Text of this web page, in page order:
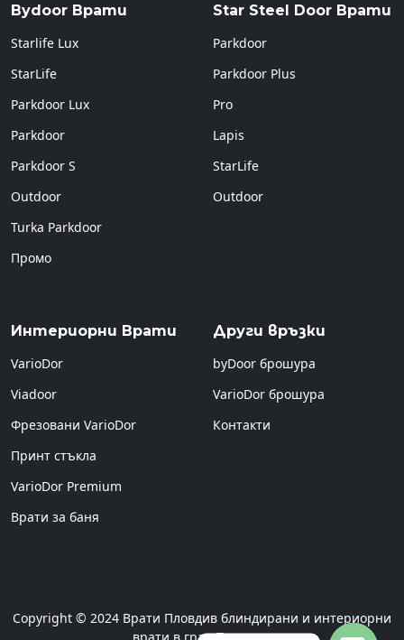
Bydoor Врати
Starlife Lux
StarLife
Parkdoor Lux
Parkdoor
Parkdoor S
Outdoor
Turka Parkdoor
Промо
Star Steel Door Врати
Parkdoor
Parkdoor Plus
Pro
Lapis
StarLife
Outdoor
Интериорни Врати
VarioDor
Viadoor
Фрезовани VarioDor
Принт стъкла
VarioDor Premium
Врати за баня
Други връзки
byDoor брошура
VarioDor брошура
Контакти
Copyright © 2024 Врати Пловдив блиндирани и интериорни
врати в град Пловдив.